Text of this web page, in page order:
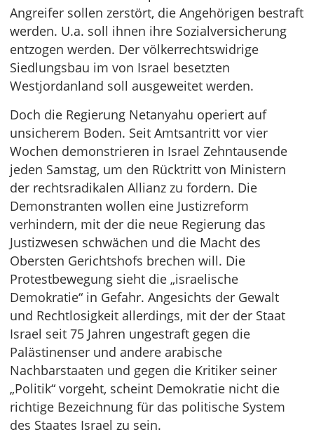
Angreifer sollen zerstört, die Angehörigen bestraft
werden. U.a. soll ihnen ihre Sozialversicherung
entzogen werden. Der völkerrechtswidrige
Siedlungsbau im von Israel besetzten
Westjordanland soll ausgeweitet werden.
Doch die Regierung Netanyahu operiert auf
unsicherem Boden. Seit Amtsantritt vor vier
Wochen demonstrieren in Israel Zehntausende
jeden Samstag, um den Rücktritt von Ministern
der rechtsradikalen Allianz zu fordern. Die
Demonstranten wollen eine Justizreform
verhindern, mit der die neue Regierung das
Justizwesen schwächen und die Macht des
Obersten Gerichtshofs brechen will. Die
Protestbewegung sieht die „israelische
Demokratie“ in Gefahr. Angesichts der Gewalt
und Rechtlosigkeit allerdings, mit der der Staat
Israel seit 75 Jahren ungestraft gegen die
Palästinenser und andere arabische
Nachbarstaaten und gegen die Kritiker seiner
„Politik“ vorgeht, scheint Demokratie nicht die
richtige Bezeichnung für das politische System
des Staates Israel zu sein.